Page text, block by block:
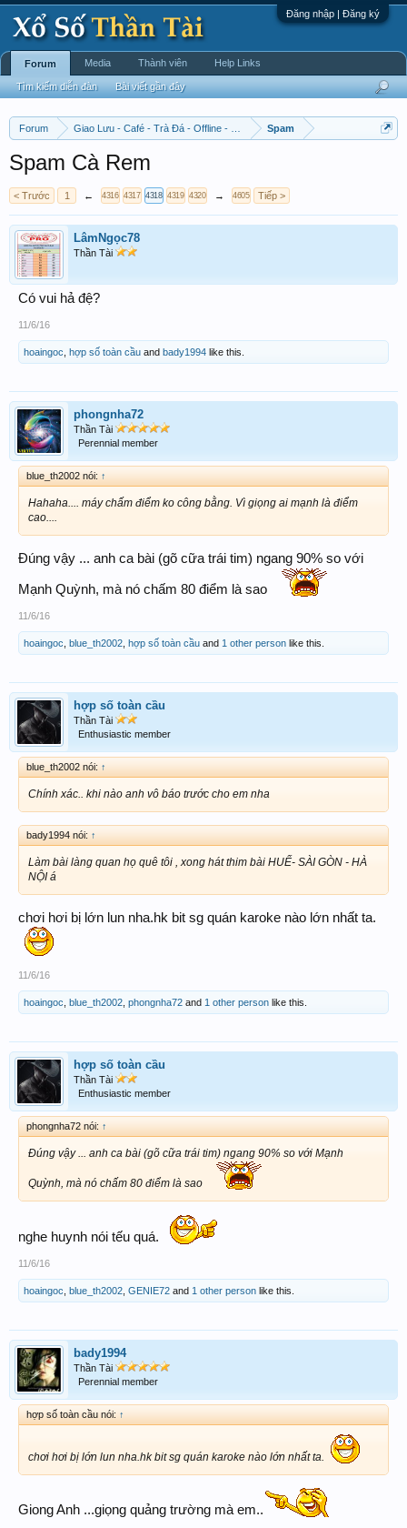
Đăng nhập | Đăng ký
Forum Giao Lưu - Café - Trà Đá - Offline - Tỉnh Tò Hihi!
Spam
Spam Cà Rem
< Trước 1 ← 4316 4317 4318 4319 4320 → 4605 Tiếp >
LâmNgọc78
Thần Tài
Có vui hả đệ?
11/6/16
hoaingoc hợp số toàn cầu and bady1994 like this.
phongnha72
Thần Tài
Perennial member
blue_th2002 nói: ↑
Hahaha.... máy chấm điểm ko công bằng. Vì giọng ai mạnh là điểm
cao....
Đúng vậy ... anh ca bài (gõ cữa trái tim) ngang 90% so với
Mạnh Quỳnh, mà nó chấm 80 điểm là sao
11/6/16
hoaingoc blue_th2002 hợp số toàn cầu and 1 other person like this.
hợp số toàn cầu
Thần Tài
Enthusiastic member
blue_th2002 nói: ↑
Chính xác.. khi nào anh vô báo trước cho em nha
bady1994 nói: ↑
Làm bài làng quan họ quê tôi , xong hát thim bài HUẾ- SÀI GÒN - HÀ
NỘI á
chơi hơi bị lớn lun nha.hk bit sg quán karoke nào lớn nhất ta.
11/6/16
hoaingoc blue_th2002 phongnha72 and 1 other person like this.
hợp số toàn cầu
Thần Tài
Enthusiastic member
phongnha72 nói: ↑
Đúng vậy ... anh ca bài (gõ cữa trái tim) ngang 90% so với Mạnh
Quỳnh, mà nó chấm 80 điểm là sao
nghe huynh nói tếu quá.
11/6/16
hoaingoc blue_th2002 GENIE72 and 1 other person like this.
bady1994
Thần Tài
Perennial member
hợp số toàn cầu nói: ↑
chơi hơi bị lớn lun nha.hk bit sg quán karoke nào lớn nhất ta.
Giong Anh ...giọng quảng trường mà em..
Forum
Tìm kiếm diễn đàn Bài viết gần đây
Media Thành viên Help Links